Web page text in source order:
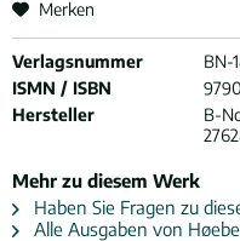
Merken
Verlagsnummer
BN-
ISMN / ISBN
Hersteller
B-
Mehr zu diesem Werk
Haben Sie Fragen zu
Alle Ausgaben von